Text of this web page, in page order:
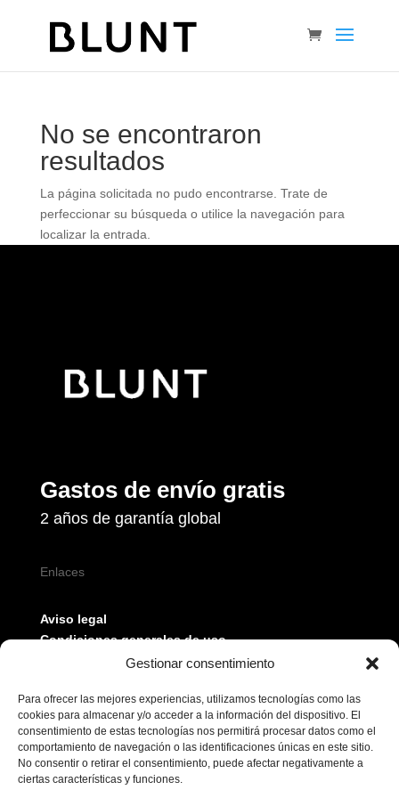
Gestionar consentimiento
Para ofrecer las mejores experiencias, utilizamos tecnologías como las
cookies para almacenar y/o acceder a la información del dispositivo. El
consentimiento de estas tecnologías nos permitirá procesar datos como el
comportamiento de navegación o las identificaciones únicas en este sitio.
No consentir o retirar el consentimiento, puede afectar negativamente a
ciertas características y funciones.
No se encontraron
resultados
La página solicitada no pudo encontrarse. Trate de
perfeccionar su búsqueda o utilice la navegación para
localizar la entrada.
Gastos de envío gratis
2 años de garantía global
Enlaces
Aviso legal
Condiciones generales de uso
Política de privacidad